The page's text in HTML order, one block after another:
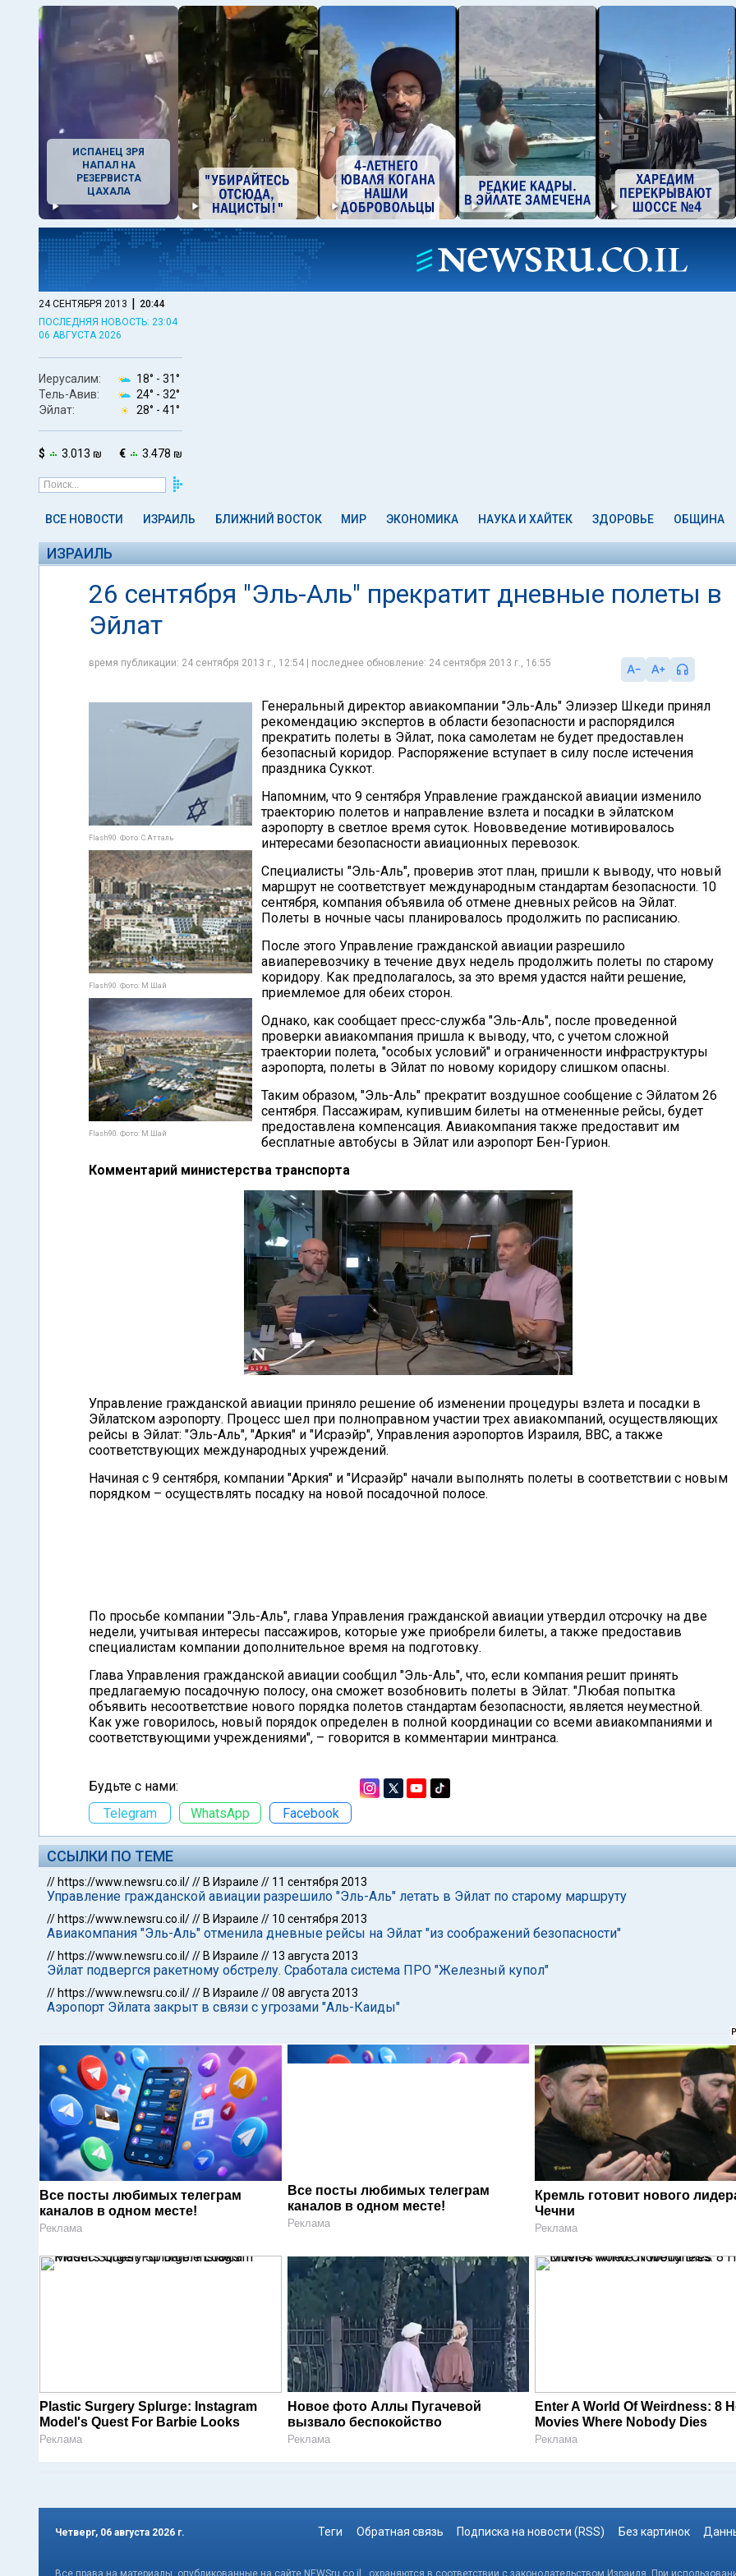
ИСПАНЕЦ ЗРЯ
НАПАЛ НА
РЕЗЕРВИСТА
ЦАХАЛА
24 СЕНТЯБРЯ 2013 | 20:44
ПОСЛЕДНЯЯ НОВОСТЬ: 23:04
06 АВГУСТА 2026
Иерусалим: 18° - 31°
Тель-Авив:
24° - 32°
Эйлат:
28° - 41°
$ 3.013 ₪ € 3.478 ₪
ВСЕ НОВОСТИ ИЗРАИЛЬ БЛИЖНИЙ ВОСТОК МИР ЭКОНОМИКА НАУКА И ХАЙТЕК ЗДОРОВЬЕ ОБЩИНА
ИЗРАИЛЬ
26 сентября "Эль-Аль" прекратит дневные полеты в
Эйлат
время публикации: 24 сентября 2013 г., 12:54 | последнее обновление: 24 сентября 2013 г., 16:55
Flash90. Фото: С.Атталь
Flash90. Фото: М.Шай
Flash90. Фото: М.Шай
Генеральный директор авиакомпании "Эль-Аль" Элиэзер Шкеди принял
рекомендацию экспертов в области безопасности и распорядился
прекратить полеты в Эйлат, пока самолетам не будет предоставлен
безопасный коридор. Распоряжение вступает в силу после истечения
праздника Суккот.
Напомним, что 9 сентября Управление гражданской авиации изменило
траекторию полетов и направление взлета и посадки в эйлатском
аэропорту в светлое время суток. Нововведение мотивировалось
интересами безопасности авиационных перевозок.
Специалисты "Эль-Аль", проверив этот план, пришли к выводу, что новый
маршрут не соответствует международным стандартам безопасности. 10
сентября, компания объявила об отмене дневных рейсов на Эйлат.
Полеты в ночные часы планировалось продолжить по расписанию.
После этого Управление гражданской авиации разрешило
авиаперевозчику в течение двух недель продолжить полеты по старому
коридору. Как предполагалось, за это время удастся найти решение,
приемлемое для обеих сторон.
Однако, как сообщает пресс-служба "Эль-Аль", после проведенной
проверки авиакомпания пришла к выводу, что, с учетом сложной
траектории полета, "особых условий" и ограниченности инфраструктуры
аэропорта, полеты в Эйлат по новому коридору слишком опасны.
Таким образом, "Эль-Аль" прекратит воздушное сообщение с Эйлатом 26
сентября. Пассажирам, купившим билеты на отмененные рейсы, будет
предоставлена компенсация. Авиакомпания также предоставит им
бесплатные автобусы в Эйлат или аэропорт Бен-Гурион.
Комментарий министерства транспорта
Управление гражданской авиации приняло решение об изменении процедуры взлета и посадки в
Эйлатском аэропорту. Процесс шел при полноправном участии трех авиакомпаний, осуществляющих
рейсы в Эйлат: "Эль-Аль", "Аркия" и "Исраэйр", Управления аэропортов Израиля, ВВС, а также
соответствующих международных учреждений.
Начиная с 9 сентября, компании "Аркия" и "Исраэйр" начали выполнять полеты в соответствии с новым
порядком – осуществлять посадку на новой посадочной полосе.
По просьбе компании "Эль-Аль", глава Управления гражданской авиации утвердил отсрочку на две
недели, учитывая интересы пассажиров, которые уже приобрели билеты, а также предоставив
специалистам компании дополнительное время на подготовку.
Глава Управления гражданской авиации сообщил "Эль-Аль", что, если компания решит принять
предлагаемую посадочную полосу, она сможет возобновить полеты в Эйлат. "Любая попытка
объявить несоответствие нового порядка полетов стандартам безопасности, является неуместной.
Как уже говорилось, новый порядок определен в полной координации со всеми авиакомпаниями и
соответствующими учреждениями", – говорится в комментарии минтранса.
Будьте с нами:
Telegram
WhatsApp Facebook
ССЫЛКИ ПО ТЕМЕ
// https://www.newsru.co.il/// В Израиле // 11 сентября 2013
Управление гражданской авиации разрешило "Эль-Аль" летать в Эйлат по старому маршруту
// https://www.newsru.co.il/// В Израиле // 10 сентября 2013
Авиакомпания "Эль-Аль" отменила дневные рейсы на Эйлат "из соображений безопасности"
// https://www.newsru.co.il/// В Израиле // 13 августа 2013
Эйлат подвергся ракетному обстрелу. Сработала система ПРО "Железный купол"
// https://www.newsru.co.il/// В Израиле //08 августа 2013
Аэропорт Эйлата закрыт в связи с угрозами "Аль-Каиды"
Все посты любимых телеграм
каналов в одном месте!
Реклама
Все посты любимых телеграм
каналов в одном месте!
Реклама
Кремль готовит нового
Чечни
Реклама
Plastic Surgery Splurge: Instagram
Model's Quest For Barbie Looks
Реклама
Новое фото Аллы Пугачевой
вызвало беспокойство
Реклама
Enter A World Of Weirdness: 8
Movies Where Nobody Dies
Реклама
Четверг, 06 августа 2026 г. Теги Обратная связь Подписка на новости (RSS) Без картинок
Все права на материалы, опубликованные на сайте NEWSru.co.il , охраняются в соответствии с законодательством Израиля. При